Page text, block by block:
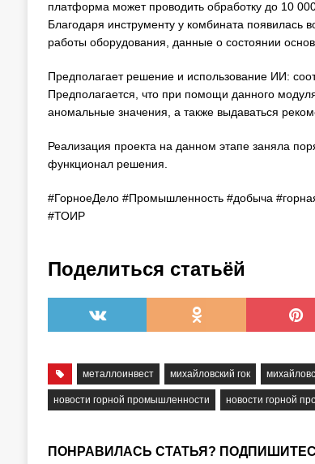
платформа может проводить обработку до 10
Благодаря инструменту у комбината появилась
работы оборудования, данные о состоянии
Предполагает решение и использование ИИ:
Предполагается, что при помощи данного
аномальные значения, а также выдаваться
Реализация проекта на данном этапе заняла
функционал решения.
#ГорноеДело #Промышленность #добыча
#ТОИР
Поделиться статьёй
металлоинвест михайловский гок
новости горной промышленности новости горной
ПОНРАВИЛАСЬ СТАТЬЯ?